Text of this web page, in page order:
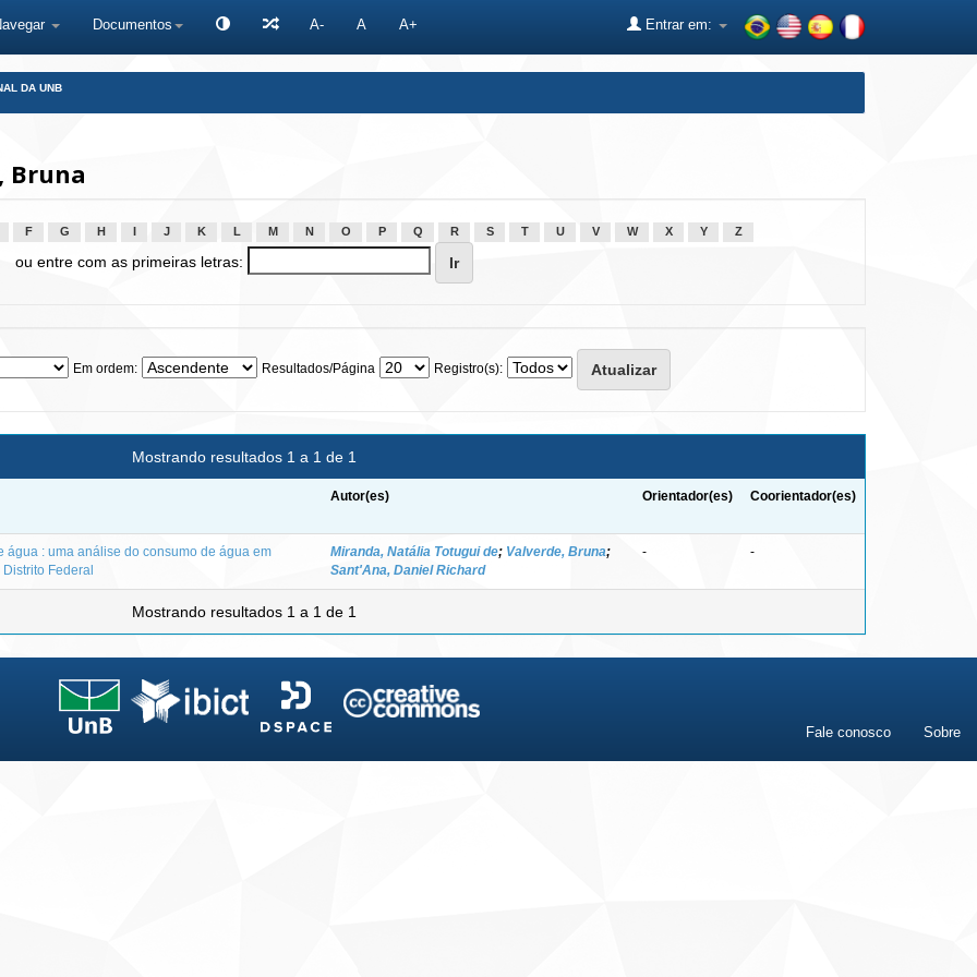
Documentos A- A A+ Entrar em:
DA UNB
Bruna
F G H J K L M N O P Q R S T U V W X Y Z
ou entre com as primeiras letras:
Em ordem: Resultados/Página Registro(s):
Mostrando resultados 1 a 1 de 1
Autor(es) Orientador(es) Coorientador(es)
água : uma análise do consumo de água em
Federal
Miranda, Natália Totugui de; Valverde, Bruna;
Sant'Ana, Daniel Richard
- -
Mostrando resultados 1 a 1 de 1
Fale conosco Sobre